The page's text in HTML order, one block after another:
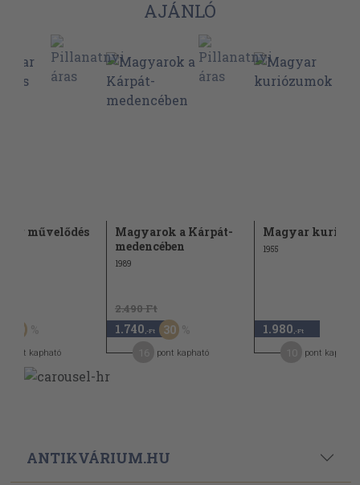
AJÁNLÓ
művelődés
50
pont kapható
Magyarok a Kárpát-
medencében
1989
2.490 Ft
1.740 ,-Ft 30
pont kapható
Magyar
1955
1.980 ,-Ft
pont kapható
ANTIKVÁRIUM.HU